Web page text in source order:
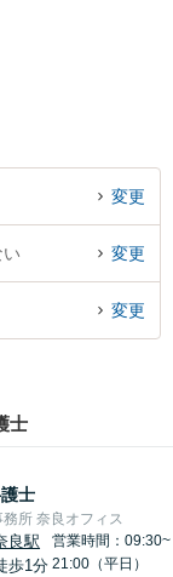
変更
変更
変更
士
士
所 奈良オフィス
良駅
歩1分
営業時間：09:30~
21:00（平日）